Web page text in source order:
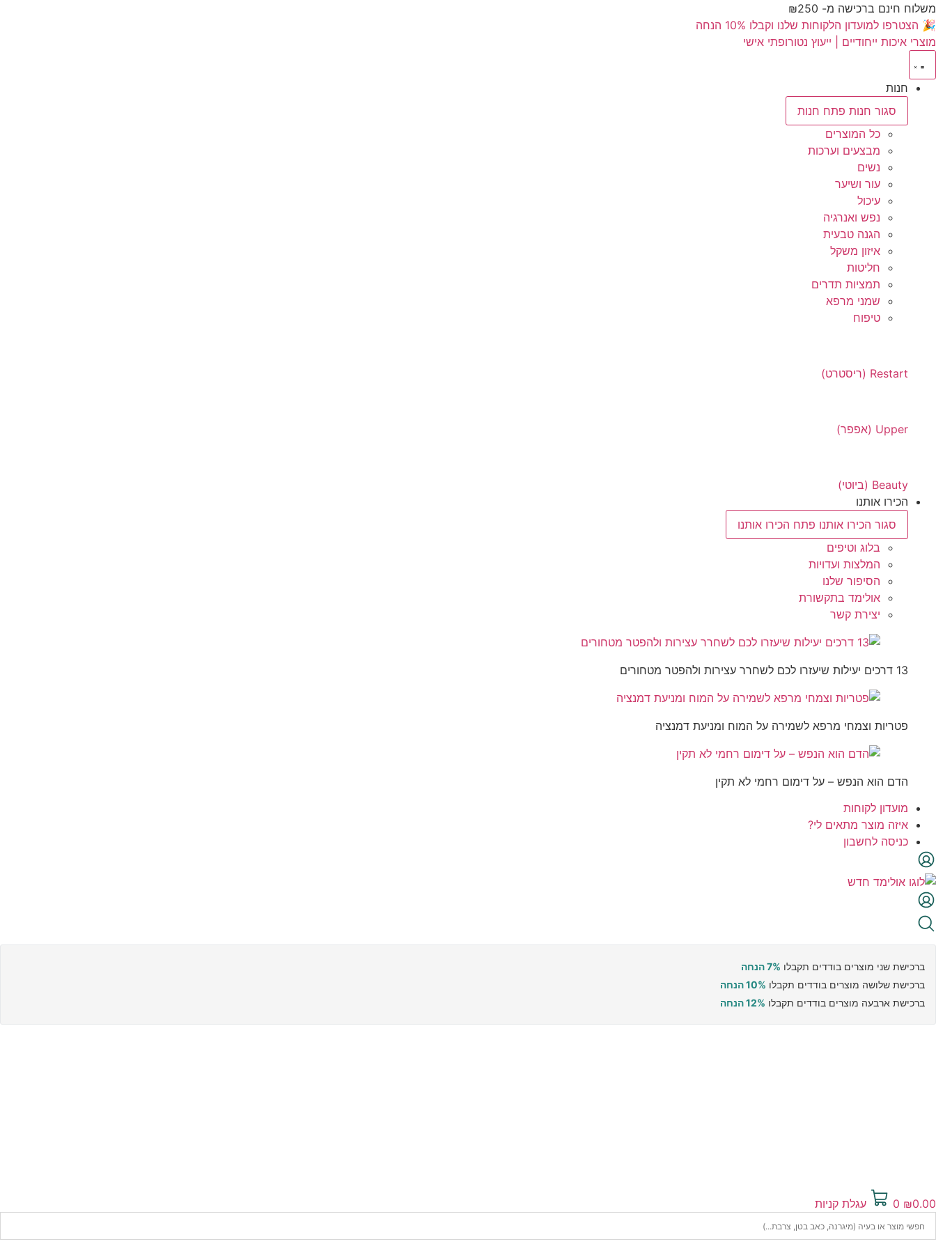
לתוכן
משלוח חינם ברכישה מ- ₪250
🎉 הצטרפו למועדון הלקוחות שלנו וקבלו 10% הנחה
מוצרי איכות ייחודיים | ייעוץ נטורופתי אישי
חנות
סגור חנות פתח חנות
כל המוצרים
מבצעים וערכות
נשים
עור ושיער
עיכול
נפש ואנרגיה
הגנה טבעית
איזון משקל
חליטות
תמציות תדרים
שמני מרפא
טיפוח
Restart (ריסטרט)
Upper (אפפר)
Beauty (ביוטי)
הכירו אותנו
סגור הכירו אותנו פתח הכירו אותנו
בלוג וטיפים
המלצות ועדויות
הסיפור שלנו
אולימד בתקשורת
יצירת קשר
13 דרכים יעילות שיעזרו לכם לשחרר עצירות ולהפטר מטחורים
פטריות וצמחי מרפא לשמירה על המוח ומניעת דמנציה
הדם הוא הנפש – על דימום רחמי לא תקין
מועדון לקוחות
איזה מוצר מתאים לי?
כניסה לחשבון
ברכישת שני מוצרים בודדים תקבלו 7% הנחה
ברכישת שלושה מוצרים בודדים תקבלו 10% הנחה
ברכישת ארבעה מוצרים בודדים תקבלו 12% הנחה
₪0.00
0 עגלת קניות